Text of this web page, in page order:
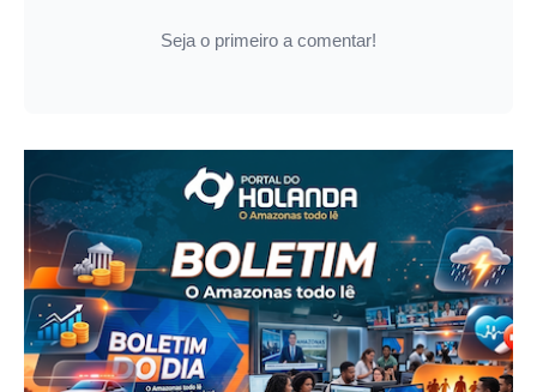
Seja o primeiro a comentar!